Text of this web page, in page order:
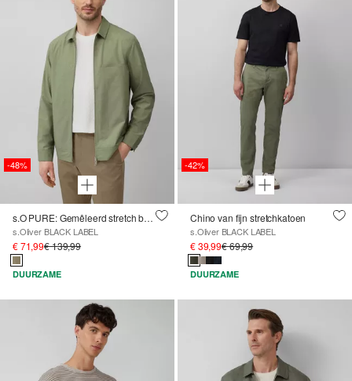
-48%
s.O PURE: Gemêleerd stretch bomberjack
s.Oliver BLACK LABEL
€ 71,99€ 139,99
DUURZAME
-42%
Chino van fijn stretchkatoen
s.Oliver BLACK LABEL
€ 39,99€ 69,99
DUURZAME